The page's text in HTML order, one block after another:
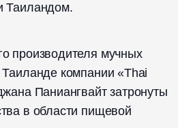
Таиландом.
производителя мучных
Таиланде компании «Thai
Паниангвайт затронуты
в области пищевой